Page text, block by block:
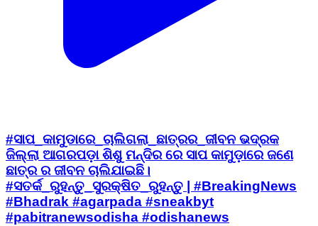
#ସାପ_କାମୁଡାରେ_ଚାଲିଗଲା_ଛାତ୍ରର_ଜୀବନ ଭଦ୍ରକ
ଜିଲ୍ଲା ଆଗରପଡ଼ା ଶିଶୁ ମନ୍ଦିର ରେ ସାପ କାମୁଡ଼ାରେ ଜଣେ
ଛାତ୍ର ର ଜୀବନ ଚାଲିଯାଇଛି।
#ସତର୍କ_ରୁହନ୍ତୁ_ସୁରକ୍ଷିତ_ରୁହନ୍ତୁ | #BreakingNews
#Bhadrak #agarpada #sneakbyt
#pabitranewsodisha #odishanews